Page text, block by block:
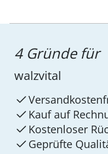
4 Gründe für
walzvital
Kauf auf
Kostenloser
Geprüfte